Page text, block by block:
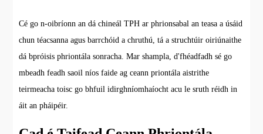
Cé go n-oibríonn an dá chineál TPH ar phrionsabal an teasa a úsáid
chun téacsanna agus barrchóid a chruthú, tá a struchtúir oiriúnaithe
dá bpróisis phriontála sonracha. Mar shampla, d'fhéadfadh sé go
mbeadh feadh saoil níos faide ag ceann priontála aistrithe
teirmeacha toisc go bhfuil idirghníomhaíocht acu le sruth réidh in
áit an pháipéir.